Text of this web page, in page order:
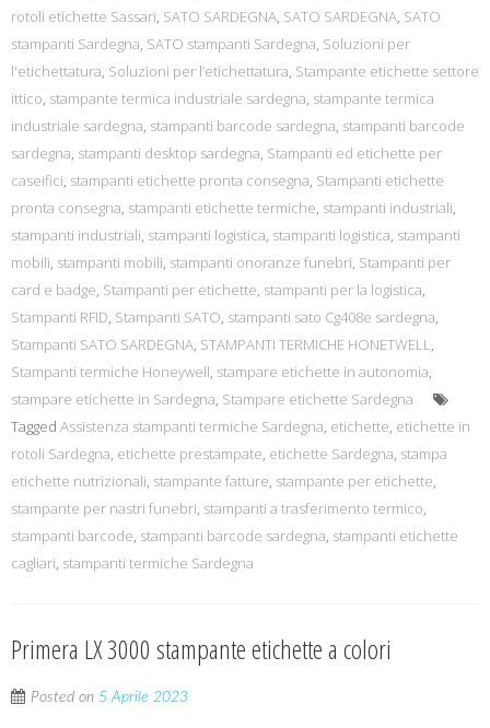
rotoli etichette Sassari, SATO SARDEGNA, SATO SARDEGNA, SATO
stampanti Sardegna, SATO stampanti Sardegna, Soluzioni per
l'etichettatura, Soluzioni per l’etichettatura, Stampante etichette settore
ittico, stampante termica industriale sardegna, stampante termica
industriale sardegna, stampanti barcode sardegna, stampanti barcode
sardegna, stampanti desktop sardegna, Stampanti ed etichette per
caseifici, stampanti etichette pronta consegna, Stampanti etichette
pronta consegna, stampanti etichette termiche, stampanti industriali,
stampanti industriali, stampanti logistica, stampanti logistica, stampanti
mobili, stampanti mobili, stampanti onoranze funebri, Stampanti per
card e badge, Stampanti per etichette, stampanti per la logistica,
Stampanti RFID, Stampanti SATO, stampanti sato Cg408e sardegna,
Stampanti SATO SARDEGNA, STAMPANTI TERMICHE HONETWELL,
Stampanti termiche Honeywell, stampare etichette in autonomia,
stampare etichette in Sardegna, Stampare etichette Sardegna
Tagged Assistenza stampanti termiche Sardegna, etichette, etichette in
rotoli Sardegna, etichette prestampate, etichette Sardegna, stampa
etichette nutrizionali, stampante fatture, stampante per etichette,
stampante per nastri funebri, stampanti a trasferimento termico,
stampanti barcode, stampanti barcode sardegna, stampanti etichette
cagliari, stampanti termiche Sardegna
Primera LX 3000 stampante etichette a colori
Posted on 5 Aprile 2023